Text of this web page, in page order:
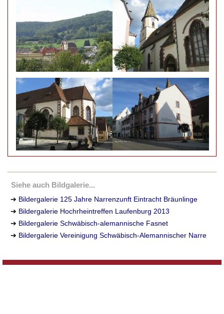
Siehe auch Bildgalerie...
➔ Bildergalerie 125 Jahre Narrenzunft Eintracht Bräunlinge
➔ Bildergalerie Hochrheintreffen Laufenburg 2013
➔ Bildergalerie Schwäbisch-alemannische Fasnet
➔ Bildergalerie Vereinigung Schwäbisch-Alemannischer Narre